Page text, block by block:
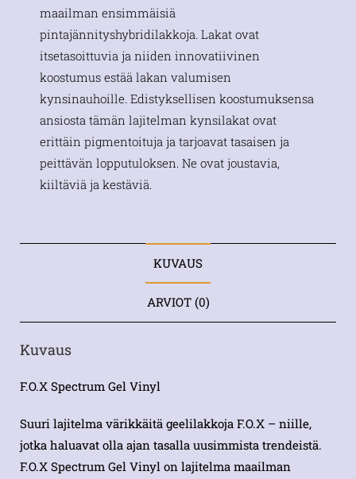
maailman ensimmäisiä
pintajännityshybridilakkoja. Lakat ovat
itsetasoittuvia ja niiden innovatiivinen
koostumus estää lakan valumisen
kynsinauhoille. Edistyksellisen koostumuksensa
ansiosta tämän lajitelman kynsilakat ovat
erittäin pigmentoituja ja tarjoavat tasaisen ja
peittävän lopputuloksen. Ne ovat joustavia,
kiiltäviä ja kestäviä.
KUVAUS
ARVIOT (0)
Kuvaus
F.O.X Spectrum Gel Vinyl
Suuri lajitelma värikkäitä geelilakkoja F.O.X – niille,
jotka haluavat olla ajan tasalla uusimmista trendeistä.
F.O.X Spectrum Gel Vinyl on lajitelma maailman